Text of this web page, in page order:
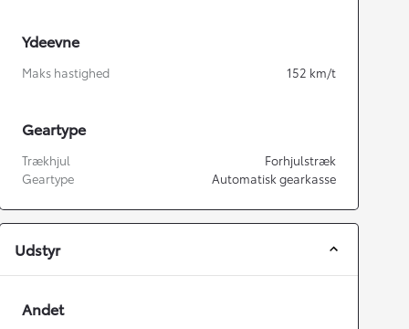
Ydeevne
Maks hastighed 152 km/t
Geartype
Trækhjul
Forhjulstræk
Geartype
Automatisk gearkasse
Udstyr
Andet